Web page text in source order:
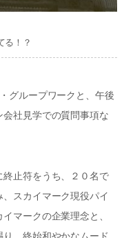
る！？
グループワークと、午後
社見学での質問事項な
止符をうち、２０名で
スカイマーク現役パイ
マークの企業理念と、
、終始和やかなムード